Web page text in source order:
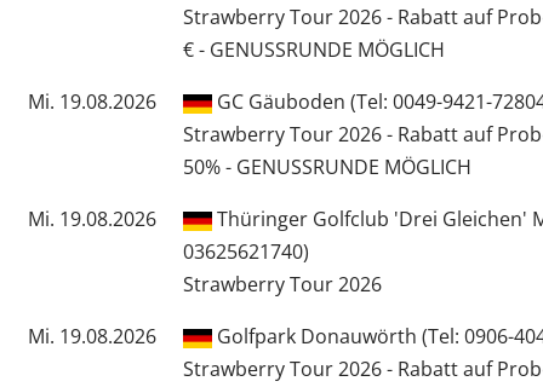
Strawberry Tour 2026 - Rabatt auf
€ - GENUSSRUNDE MÖGLICH
Mi. 19.08.2026
GC Gäuboden (Tel: 0049-9421-
Strawberry Tour 2026 - Rabatt auf
50% - GENUSSRUNDE MÖGLICH
Mi. 19.08.2026
Thüringer Golfclub 'Drei Gleichen'
03625621740)
Strawberry Tour 2026
Mi. 19.08.2026
Golfpark Donauwörth (Tel: 0906-
Strawberry Tour 2026 - Rabatt auf